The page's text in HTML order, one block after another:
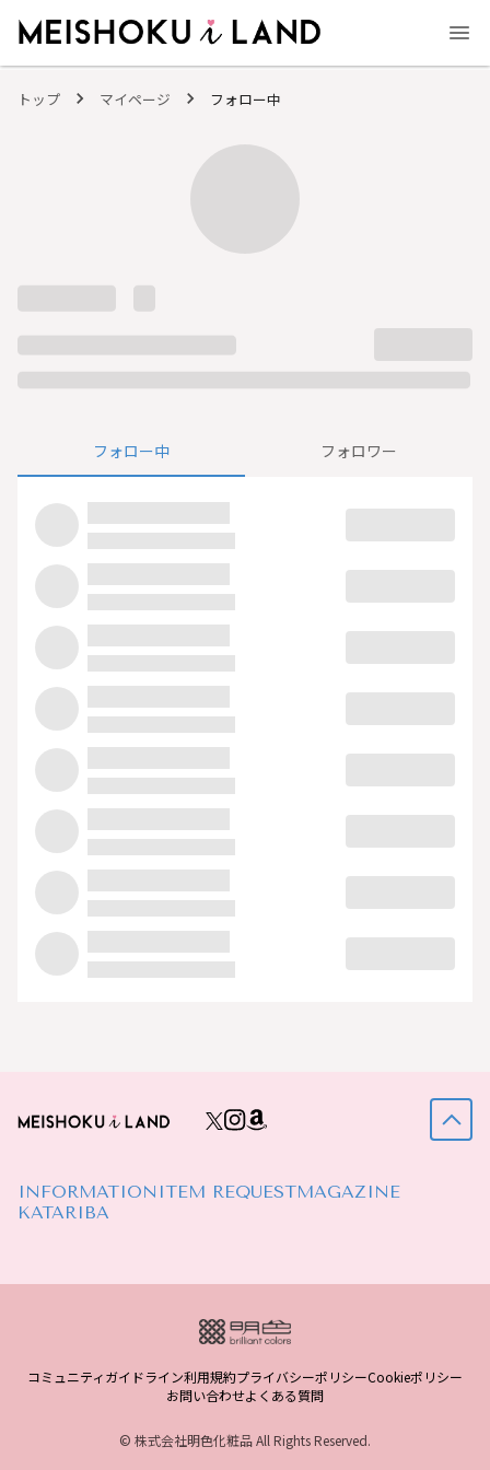
トップ マイページ フォロー中
フォロー中 フォロワー
INFORMATION ITEM REQUESTMAGAZINE
KATARIBA
コミュニティガイドライン利用規約プライバシーポリシーCookieポリシー
お問い合わせよくある質問
© 株式会社明色化粧品 All Rights Reserved.